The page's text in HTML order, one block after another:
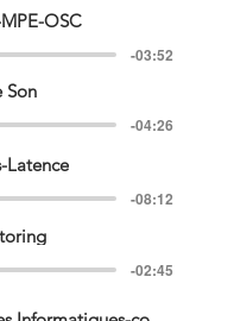
OSC
-03:52
Son
-04:26
Latence
-08:12
-02:45